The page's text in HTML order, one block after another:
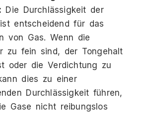
Die Durchlässigkeit der
entscheidend für das
von Gas. Wenn die
zu fein sind, der Tongehalt
oder die Verdichtung zu
dies zu einer
Durchlässigkeit führen,
Gase nicht reibungslos